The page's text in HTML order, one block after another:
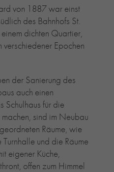
(SCHWEIZ)
von 1887 war einst
des Bahnhofs St.
dichten Quartier,
Epochen
der Sanierung des
auch einen
Schulhaus für die
sind im Neubau
Räume, wie
und die Räume
eigener Küche,
offen zum Himmel